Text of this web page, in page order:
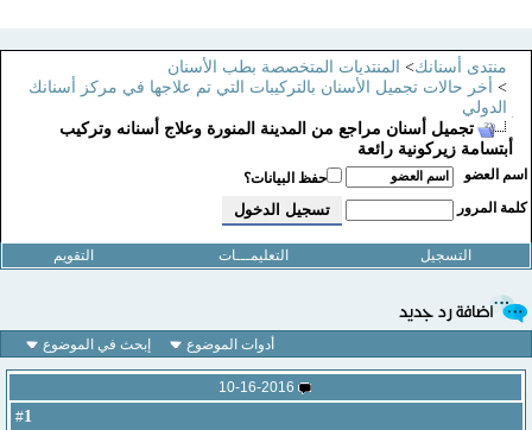
منتدى أسنانك>المنتديات المتخصصة بطب الأسنان
>أخر حالات تجميل الأسنان بالتركيبات التي تم علاجها في مركز أسنانك
الدولي
تجميل أسنان مراجع من المدينة المنورة وعلاج أسنانه وتركيب
أبتسامة زيركونية رائعة
اسم العضو
حفظ البيانات؟
كلمة المرور
التسجيل التعليمـــات التقويم
أدوات الموضوع إبحث في الموضوع
10-16-2016